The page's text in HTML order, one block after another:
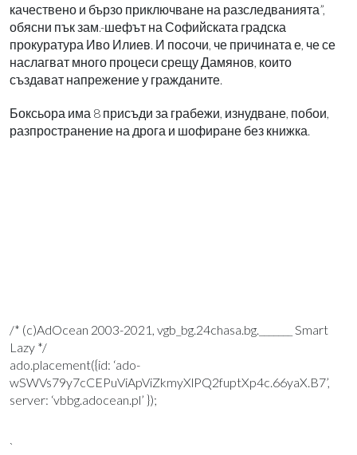
качествено и бързо приключване на разследванията”,
обясни пък зам.-шефът на Софийската градска
прокуратура Иво Илиев. И посочи, че причината е, че се
наслагват много процеси срещу Дамянов, които
създават напрежение у гражданите.
Боксьора има 8 присъди за грабежи, изнудване, побои,
разпространение на дрога и шофиране без книжка.
/* (c)AdOcean 2003-2021, vgb_bg.24chasa.bg._______ Smart
Lazy */
ado.placement({id: ‘ado-
wSWVs79y7cCEPuViApViZkmyXlPQ2fuptXp4c.66yaX.B7’,
server: ‘vbbg.adocean.pl’ });
`